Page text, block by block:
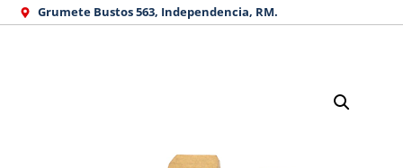
Grumete Bustos 563, Independencia, RM.